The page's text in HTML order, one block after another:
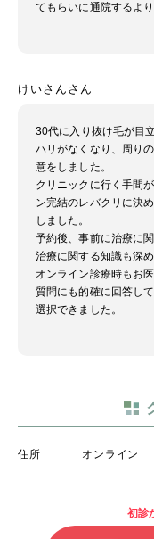
てもらいに通院するよ
けいさんさん
30代に入り抜け毛が目
ハリがなくなり、周り
意をしました。
クリニックに行く手間
ン完結のレバクリに決
しました。
予約後、事前に治療に
治療に関する知識も深め
オンライン診療時もお
質問にも的確に回答し
選択できました。
住所 オンライン
初診